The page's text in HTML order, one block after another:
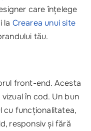
care înțelege
la Crearea unui site
tău.
front-end. Acesta
în cod. Un bun
cu funcționalitatea,
responsiv și fără